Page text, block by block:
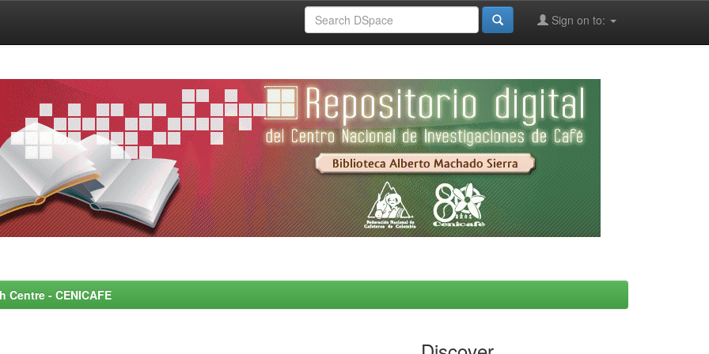
Sign on to:
- CENICAFE